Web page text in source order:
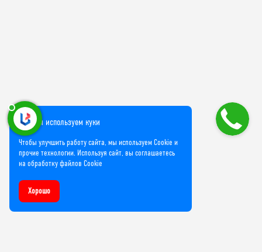
Мы используем куки
Чтобы улучшить работу сайта, мы используем Cookie и
прочие технологии. Используя сайт, вы соглашаетесь
на обработку файлов Cookie
Хорошо